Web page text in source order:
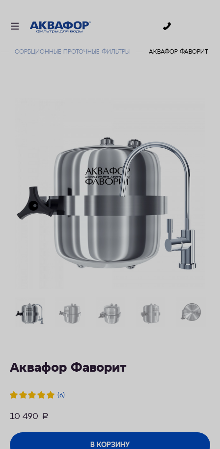
ДОСТАВКА
УСЛУГИ
СОРБЦИОННЫЕ ПРОТОЧНЫЕ ФИЛЬТРЫ АКВАФОР ФАВОРИТ
Аквафор Фаворит
(6)
10 490 руб.
В КОРЗИНУ